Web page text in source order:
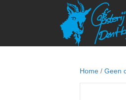
Home / Geen